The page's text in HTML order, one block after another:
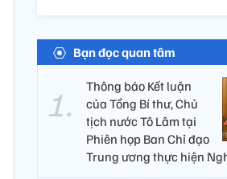
Bạn đọc quan tâm
Thông báo Kết luận
của Tổng Bí thư, Chủ
tịch nước Tô Lâm tại
Phiên họp Ban Chỉ đạo
Trung ương thực hiện